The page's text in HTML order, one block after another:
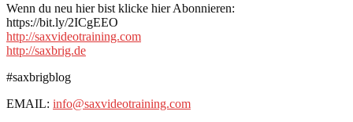
Wenn du neu hier bist klicke hier Abonnieren:
https://bit.ly/2ICgEEO
http://saxvideotraining.com
http://saxbrig.de
#saxbrigblog
EMAIL: info@saxvideotraining.com